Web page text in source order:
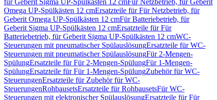
für Geberit Sigma UP-Spülkästen 12 cmFür Netzbetrieb, für Geberit
Omega UP-Spülkästen 12 cmErsatzteile für Für Netzbetrieb, für
Geberit Omega UP-Spülkästen 12 cmFür Batteriebetrieb, für
Geberit Sigma UP-Spülkästen 12 cmErsatzteile für Für
Batteriebetrieb, für Geberit Sigma UP-Spülkästen 12 cmWC-
Steuerungen mit pneumatischer SpülauslösungErsatzteile für WC-
Steuerungen mit pneumatischer SpülauslösungFür 2-Mengen-
SpülungErsatzteile für Für 2-Mengen-SpülungFür 1-Mengen-
SpülungErsatzteile für Für 1-Mengen-SpülungZubehör für WC-
SteuerungenErsatzteile für Zubehör für WC-
SteuerungenRohbausetsErsatzteile für RohbausetsFür WC-
Steuerungen mit elektronischer SpülauslösungErsatzteile für Für